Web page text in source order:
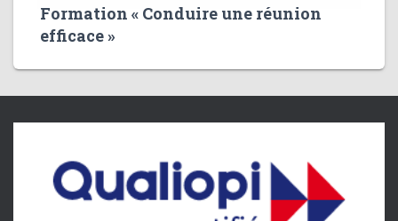
Formation « Conduire une réunion
efficace »